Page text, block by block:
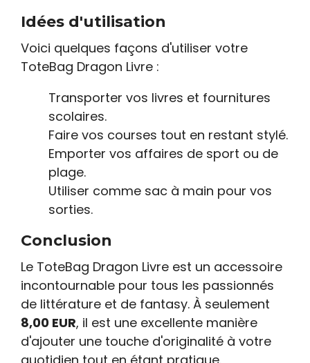
Idées d'utilisation
Voici quelques façons d'utiliser votre
ToteBag Dragon Livre :
Transporter vos livres et fournitures
scolaires.
Faire vos courses tout en restant stylé.
Emporter vos affaires de sport ou de
plage.
Utiliser comme sac à main pour vos
sorties.
Conclusion
Le ToteBag Dragon Livre est un accessoire
incontournable pour tous les passionnés
de littérature et de fantasy. À seulement
8,00 EUR, il est une excellente manière
d'ajouter une touche d'originalité à votre